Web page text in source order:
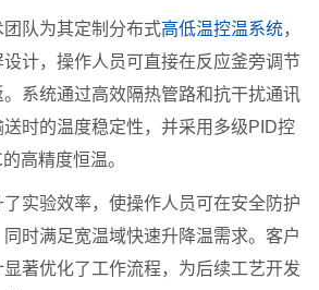
队为其定制分布式高低温控温系统，
计，操作人员可直接在反应釜旁调节
系统通过高效隔热管路和抗干扰通讯
时的温度稳定性，并采用多级PID控
高精度恒温。
验效率，使操作人员可在安全防护
时满足宽温域快速升降温需求。客户
著优化了工作流程，为后续工艺开发